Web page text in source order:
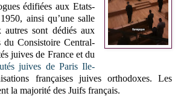
édifiées aux Etats-
ainsi qu’une salle
sont dédiés aux
du Consistoire Central-
juives de France et du
juives de Paris Ile-
françaises juives orthodoxes. Les
la majorité des Juifs français.